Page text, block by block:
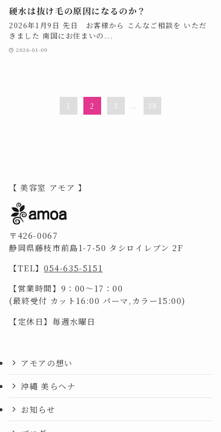
硬水は抜け毛の原因になるのか？
2026年1月9日 先日 お客様から こんなご相談を いただ
きました 南国にお住まいの...
2026-01-09
1 2 3 ... 38
【 美容室 アモア 】
〒426-0067
静岡県藤枝市前島1-7-50 タシロイレブン 2F
【TEL】 054-635-5151
【営業時間】9：00～17：00
(最終受付 カット16:00 パーマ,カラー15:00)
【定休日】毎週水曜日
アモアの想い
沖縄 美らヘナ
お知らせ